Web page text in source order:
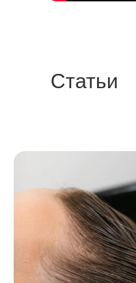
Статьи